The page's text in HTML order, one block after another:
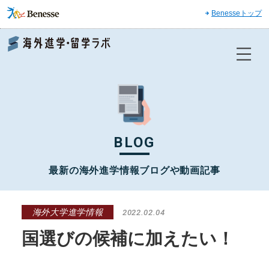
Benesseトップ
BLOG
最新の海外進学情報ブログや動画記事
海外大学進学情報 2022.02.04
国選びの候補に加えたい！